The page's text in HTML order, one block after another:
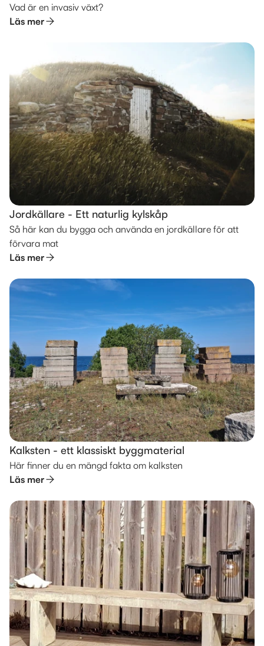
Vad är en invasiv växt?
Läs mer
Jordkällare - Ett naturlig kylskåp
Så här kan du bygga och använda en jordkällare för att
förvara mat
Läs mer
Kalksten - ett klassiskt byggmaterial
Här finner du en mängd fakta om kalksten
Läs mer